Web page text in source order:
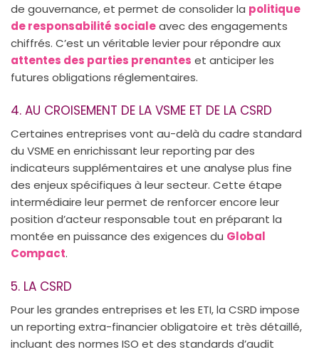
de gouvernance, et permet de consolider la politique
de responsabilité socialeavec des engagements
chiffrés. C’est un véritable levier pour répondre aux
attentes des parties prenantes et anticiper les
futures obligations réglementaires.
4. AU CROISEMENT DE LA VSME ET DE LA CSRD
Certaines entreprises vont au-delà du cadre standard
du VSME en enrichissant leur reporting par des
indicateurs supplémentaires et une analyse plus fine
des enjeux spécifiques à leur secteur. Cette étape
intermédiaire leur permet de renforcer encore leur
position d’acteur responsable tout en préparant la
montée en puissance des exigences du Global
Compact.
5. LA CSRD
Pour les grandes entreprises et les ETI, la CSRD impose
un reporting extra-financier obligatoire et très détaillé,
incluant des normes ISO et des standards d’audit